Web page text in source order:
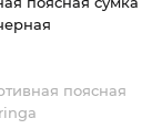
поясная